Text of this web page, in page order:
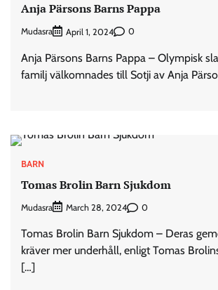
Anja Pärsons Barns Pappa
Mudasra April 1, 2024 0
Anja Pärsons Barns Pappa – Olympisk
familj välkomnades till Sotji av Anja
BARN
Tomas Brolin Barn Sjukdom
Mudasra March 28, 2024 0
Tomas Brolin Barn Sjukdom – Deras
kräver mer underhåll, enligt Tomas
[…]